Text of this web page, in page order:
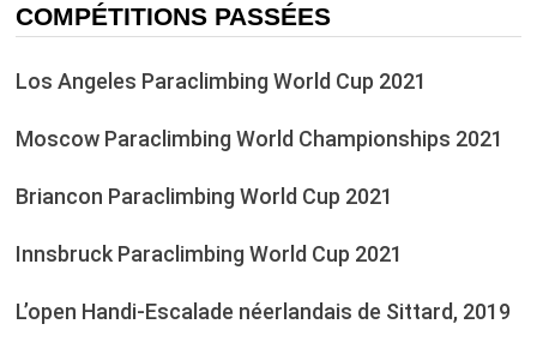
COMPÉTITIONS PASSÉES
Los Angeles Paraclimbing World Cup 2021
Moscow Paraclimbing World Championships 2021
Briancon Paraclimbing World Cup 2021
Innsbruck Paraclimbing World Cup 2021
L’open Handi-Escalade néerlandais de Sittard, 2019